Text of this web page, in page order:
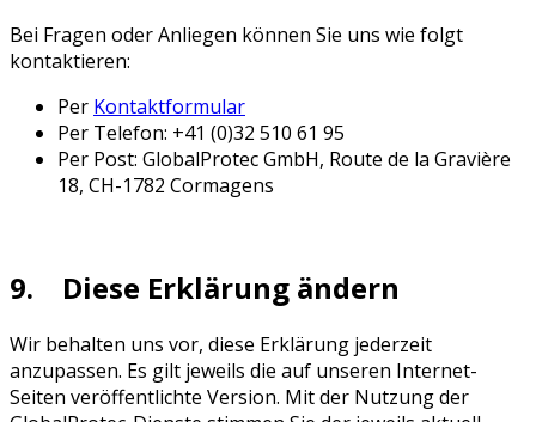
Bei Fragen oder Anliegen können Sie uns wie folgt
kontaktieren:
Per Kontaktformular
Per Telefon: +41 (0)32 510 61 95
Per Post: GlobalProtec GmbH, Route de la Gravière
18, CH-1782 Cormagens
9. Diese Erklärung ändern
Wir behalten uns vor, diese Erklärung jederzeit
anzupassen. Es gilt jeweils die auf unseren Internet-
Seiten veröffentlichte Version. Mit der Nutzung der